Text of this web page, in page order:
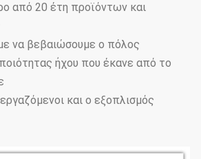
από 20 έτη προϊόντων και
να βεβαιώσουμε ο πόλος
ήχου που έκανε από το
και ο εξοπλισμός